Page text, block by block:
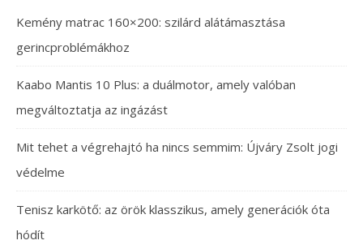
Kemény matrac 160×200: szilárd alátámasztása
gerincproblémákhoz
Kaabo Mantis 10 Plus: a duálmotor, amely valóban
megváltoztatja az ingázást
Mit tehet a végrehajtó ha nincs semmim: Újváry Zsolt jogi
védelme
Tenisz karkötő: az örök klasszikus, amely generációk óta
hódít